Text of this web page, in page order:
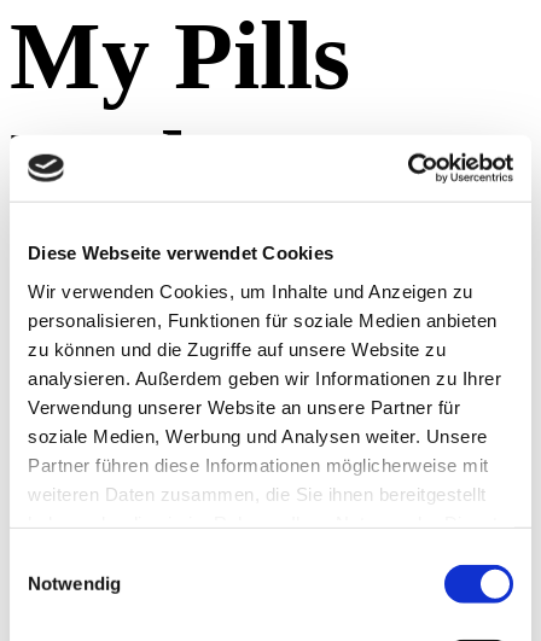
Diese Webseite verwendet Cookies
Wir verwenden Cookies, um Inhalte und Anzeigen zu
personalisieren, Funktionen für soziale Medien anbieten
zu können und die Zugriffe auf unsere Website zu
analysieren. Außerdem geben wir Informationen zu Ihrer
Verwendung unserer Website an unsere Partner für
soziale Medien, Werbung und Analysen weiter. Unsere
Partner führen diese Informationen möglicherweise mit
weiteren Daten zusammen, die Sie ihnen bereitgestellt
Notwendig
My Pills
Pack.
Created
back in
2013